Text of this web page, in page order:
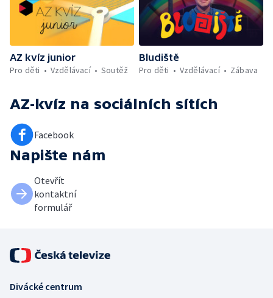
AZ kvíz junior
Pro děti
Vzdělávací Soutěž
Bludiště
Pro děti
Vzdělávací Zábava
AZ-kvíz na sociálních sítích
Facebook
Napište nám
Otevřít
kontaktní
formulář
Divácké centrum